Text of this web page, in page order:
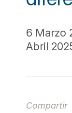
6 Marzo
Abril
Compartir